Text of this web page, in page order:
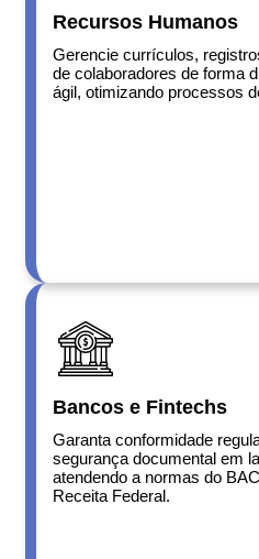
Recursos Humanos
Gerencie currículos,
de colaboradores de forma
ágil, otimizando processos
Bancos e Fintechs
Garanta conformidade
segurança documental em
atendendo a normas do
Receita Federal.